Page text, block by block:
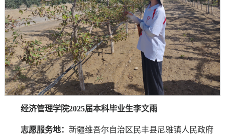
经济管理学院2025届本科毕业生李文雨
志愿服务地： 新疆维吾尔自治区民丰县尼雅镇人民政府